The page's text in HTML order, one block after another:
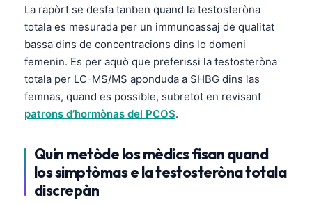
La rapòrt se desfa tanben quand la testosteròna
totala es mesurada per un immunoassaj de qualitat
bassa dins de concentracions dins lo domeni
femenin. Es per aquò que preferissi la testosteròna
totala per LC-MS/MS aponduda a SHBG dins las
femnas, quand es possible, subretot en revisant
patrons d’hormònas del PCOS.
Quin metòde los mèdics fisan quand
los simptòmas e la testosteròna totala
discrepàn
كوردی‎
پښتو
සිංහල
অসমীয়া
Galego
Македонски јазик
Euskara